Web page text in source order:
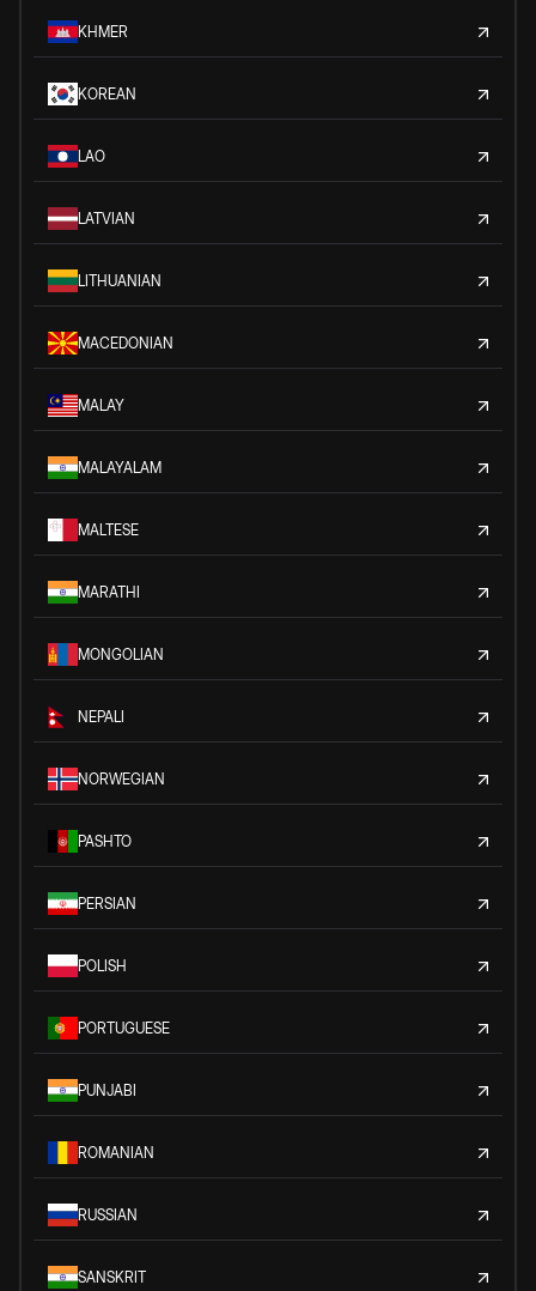
KHMER
KOREAN
LAO
LATVIAN
LITHUANIAN
MACEDONIAN
MALAY
MALAYALAM
MALTESE
MARATHI
MONGOLIAN
NEPALI
NORWEGIAN
PASHTO
PERSIAN
POLISH
PORTUGUESE
PUNJABI
ROMANIAN
RUSSIAN
SANSKRIT